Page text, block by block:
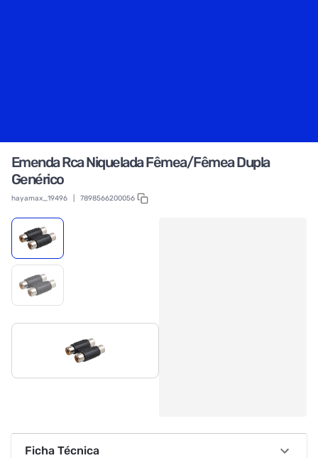
Emenda Rca Niquelada Fêmea/Fêmea Dupla
Genérico
hayamax_19496 7898566200056
Ficha Técnica